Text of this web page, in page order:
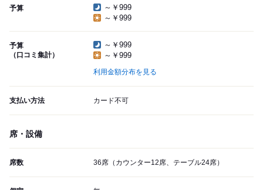
予算
～￥999
～￥999
予算
（口コミ集計）
～￥999
～￥999
利用金額分布を見る
支払い方法 カード不可
席・設備
席数 36席（カウンター12席、テーブル24席）